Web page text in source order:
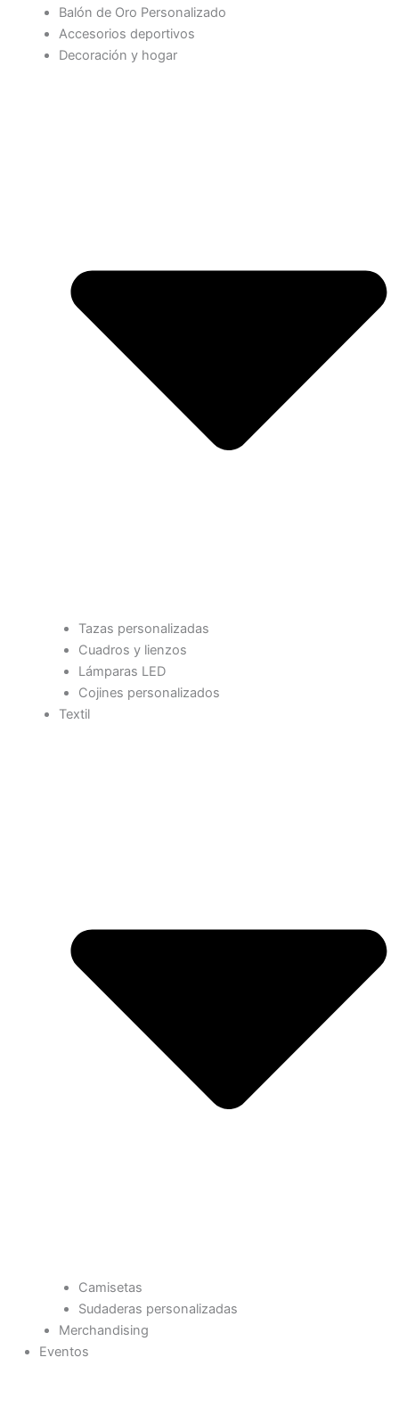
Balón de Oro Personalizado
Accesorios deportivos
Decoración y hogar
Tazas personalizadas
Cuadros y lienzos
Lámparas LED
Cojines personalizados
Textil
Camisetas
Sudaderas personalizadas
Merchandising
Eventos